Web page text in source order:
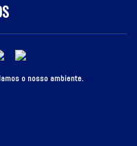
o nosso ambiente.